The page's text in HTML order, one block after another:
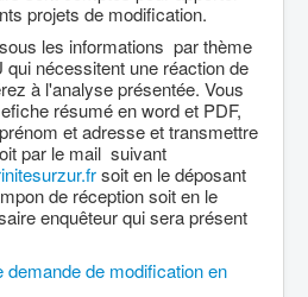
projets de modification.
les informations par thème
nécessitent une réaction de
à l'analyse présentée. Vous
résumé en word et PDF,
et adresse et transmettre
par le mail suivant
soit en le déposant
de réception soit en le
enquêteur qui sera présent
demande de modification en